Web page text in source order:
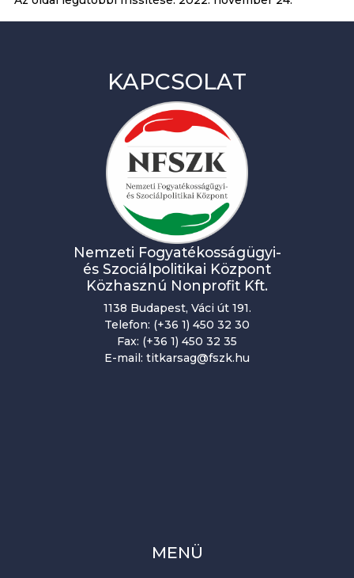
KAPCSOLAT
Nemzeti Fogyatékosságügyi-
és Szociálpolitikai Központ
Közhasznú Nonprofit Kft.
1138 Budapest, Váci út 191.
Telefon: (+36 1) 450 32 30
Fax: (+36 1) 450 32 35
E-mail: titkarsag@fszk.hu
MENÜ